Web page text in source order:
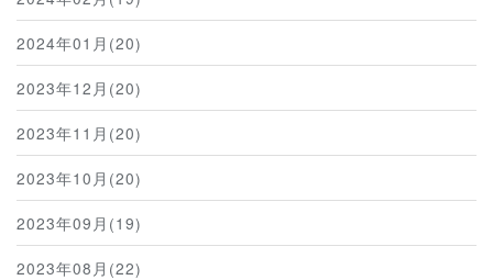
2024年01月(20)
2023年12月(20)
2023年11月(20)
2023年10月(20)
2023年09月(19)
2023年08月(22)